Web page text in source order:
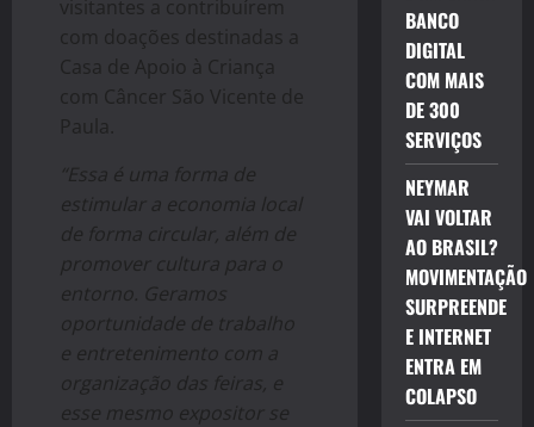
visitantes a contribuírem
com doações destinadas a
Casa de Apoio à Criança
com Câncer São Vicente de
Paula.
“Essa é uma forma de
estimular a economia local
de forma circular, além de
promover cultura para o
entorno. Geramos
oportunidade de trabalho
e entretenimento com a
organização das feiras, e
esse mesmo expositor se
BANCO
DIGITAL
COM MAIS
DE 300
SERVIÇOS
NEYMAR
VAI VOLTAR
AO BRASIL?
MOVIMENTAÇÃO
SURPREENDE
E INTERNET
ENTRA EM
COLAPSO